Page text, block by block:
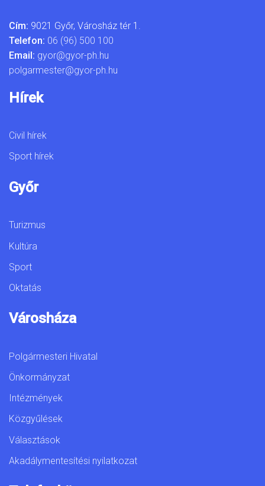
Cím: 9021 Győr, Városház tér 1.
Telefon: 06 (96) 500 100
Email: gyor@gyor-ph.hu
polgarmester@gyor-ph.hu
Hírek
Civil hírek
Sport hírek
Győr
Turizmus
Kultúra
Sport
Oktatás
Városháza
Polgármesteri Hivatal
Önkormányzat
Intézmények
Közgyűlések
Választások
Akadálymentesítési nyilatkozat